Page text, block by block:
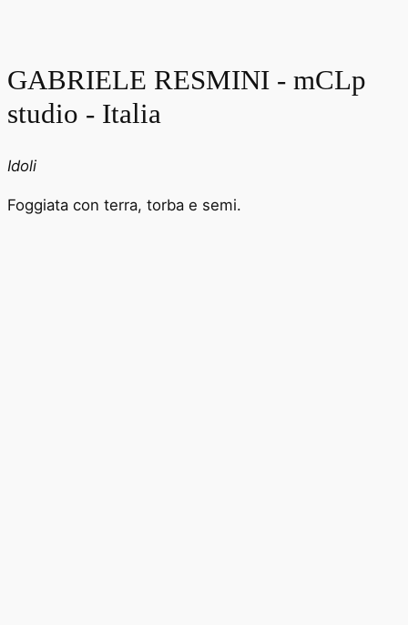
GABRIELE RESMINI - mCLp
studio - Italia
Idoli
Foggiata con terra, torba e semi.